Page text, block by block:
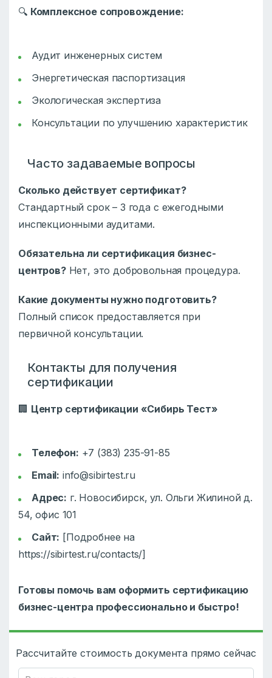
🔍 Комплексное сопровождение:
Аудит инженерных систем
Энергетическая паспортизация
Экологическая экспертиза
Консультации по улучшению характеристик
Часто задаваемые вопросы
Сколько действует сертификат?
Стандартный срок – 3 года с ежегодными
инспекционными аудитами.
Обязательна ли сертификация бизнес-
центров?Нет, это добровольная процедура.
Какие документы нужно подготовить?
Полный список предоставляется при
первичной консультации.
Контакты для получения
сертификации
🏢 Центр сертификации «Сибирь Тест»
Телефон: +7 (383) 235-91-85
Email: info@sibirtest.ru
Адрес: г. Новосибирск, ул. Ольги Жилиной д.
54, офис 101
Сайт: [Подробнее на
https://sibirtest.ru/contacts/]
Готовы помочь вам оформить сертификацию
бизнес-центра профессионально и быстро!
Рассчитайте стоимость документа прямо сейчас